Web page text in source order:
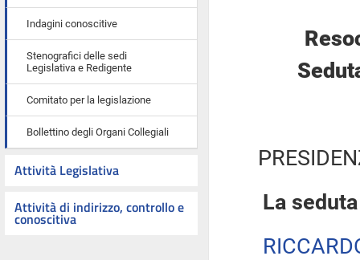
Indagini conoscitive
Stenografici delle sedi
Legislativa e Redigente
Comitato per la legislazione
Bollettino degli Organi Collegiali
Attività Legislativa
Attività di indirizzo, controllo e
conoscitiva
La